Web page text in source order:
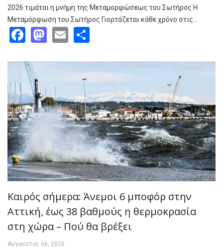
2026 τιμάται η μνήμη της Μεταμορφώσεως του Σωτήρος Η
Μεταμόρφωση του Σωτήρος Γιορτάζεται κάθε χρόνο στις…
Facebook
Mastodon
Email
Καιρός σήμερα: Άνεμοι 6 μποφόρ στην
Αττική, έως 38 βαθμούς η θερμοκρασία
στη χώρα – Πού θα βρέξει
Αύγουστος 06, 2026